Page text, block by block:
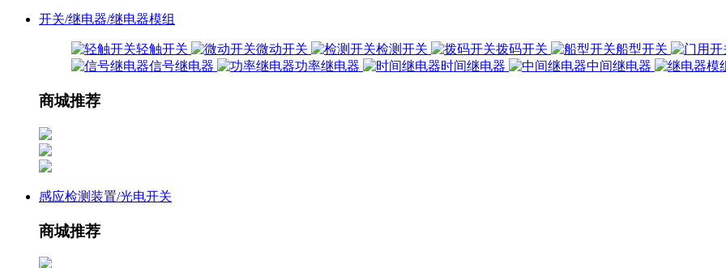
开关/继电器/继电器模组
轻触开关 微动开关 检测开关 拨码开关 船型开关
信号继电器
功率继电器 时间继电器 中间继电器
商城推荐
感应检测装置/光电开关
商城推荐